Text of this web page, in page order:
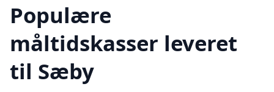
Populære
måltidskasser leveret
til Sæby